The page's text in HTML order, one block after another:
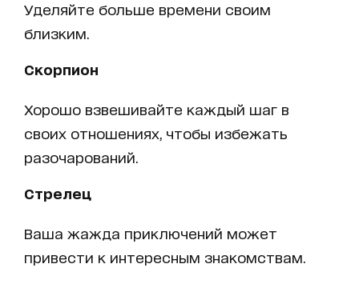
Уделяйте больше времени своим
близким.
Скорпион
Хорошо взвешивайте каждый шаг в
своих отношениях, чтобы избежать
разочарований.
Стрелец
Ваша жажда приключений может
привести к интересным знакомствам.